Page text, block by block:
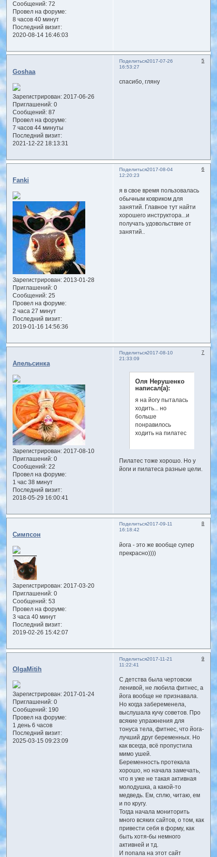
Сообщений:72
Провел на форуме:
8 часов 40 минут
Последний визит:
2020-08-14 16:46:03
Поделиться 5
2017-07-26
16:53:27
Goshaa
Зарегистрирован: 2017-06-26
Приглашений:0
Сообщений:87
Провел на форуме:
7 часов 44 минуты
Последний визит:
2021-12-22 18:13:31
спасибо, гляну
Поделиться 6
2017-08-04
12:20:23
Fanki
Зарегистрирован: 2013-01-28
Приглашений:0
Сообщений:25
Провел на форуме:
2 часа 27 минут
Последний визит:
2019-01-16 14:56:36
я в свое время пользовалась
обычным ковриком для
занятий. Главное тут найти
хорошего инструктора...и
получать удовольствие от
занятий..
Поделиться 7
2017-08-10
21:33:09
Апельсинка
Зарегистрирован: 2017-08-10
Приглашений:0
Сообщений:22
Провел на форуме:
1 час 38 минут
Последний визит:
2018-05-29 16:00:41
Оля Нерушенко
написал(а):
я на йогу пыталась
ходить... но
больше
понравилось
ходить на пилатес
Пилатес тоже хорошо. Но у
йоги и пилатеса разные цели.
Поделиться 8
2017-09-11
16:18:42
Симпсон
Зарегистрирован: 2017-03-20
Приглашений:0
Сообщений:53
Провел на форуме:
3 часа 40 минут
Последний визит:
2019-02-26 15:42:07
йога - это же вообще супер
прекрасно))))
Поделиться 9
2017-11-21
11:22:41
OlgaMitih
Зарегистрирован: 2017-01-24
Приглашений:0
Сообщений:190
Провел на форуме:
1 день 6 часов
Последний визит:
2025-03-15 09:23:09
С детства была чертовски
ленивой, не любила фитнес, а
йога вообще не признавала.
Но когда забеременела,
выслушала кучу советов. Про
всякие упражнения для
тонуса тела, фитнес, что йога-
лучший друг беременных. Но
как всегда, всё пропустила
мимо ушей.
Беременность протекала
хорошо, но начала замечать,
что я уже не такая активная
молодушка, а какой-то
медведь. Ем, сплю, читаю, ем
и по кругу.
Тогда начала мониторить
много всяких сайтов, о том, как
привести себя в форму, как
быть хотя-бы немного
активней и тд.
И попала на этот сайт